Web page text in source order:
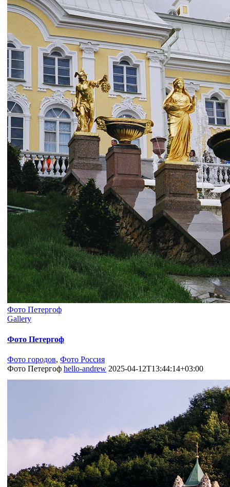
Фото Петергоф
Gallery
Фото Петергоф
Фото городов, Фото Россия
Фото Петергоф hello-andrew 2025-04-12T13:44:14+03:00